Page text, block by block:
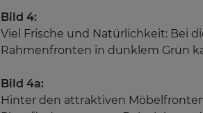
Bild 4:
Viel Frische und Natürlichkeit: Bei
Rahmenfronten in dunklem Grün
Bild 4a:
Hinter den attraktiven